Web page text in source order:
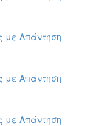
με Απάντηση
με Απάντηση
με Απάντηση